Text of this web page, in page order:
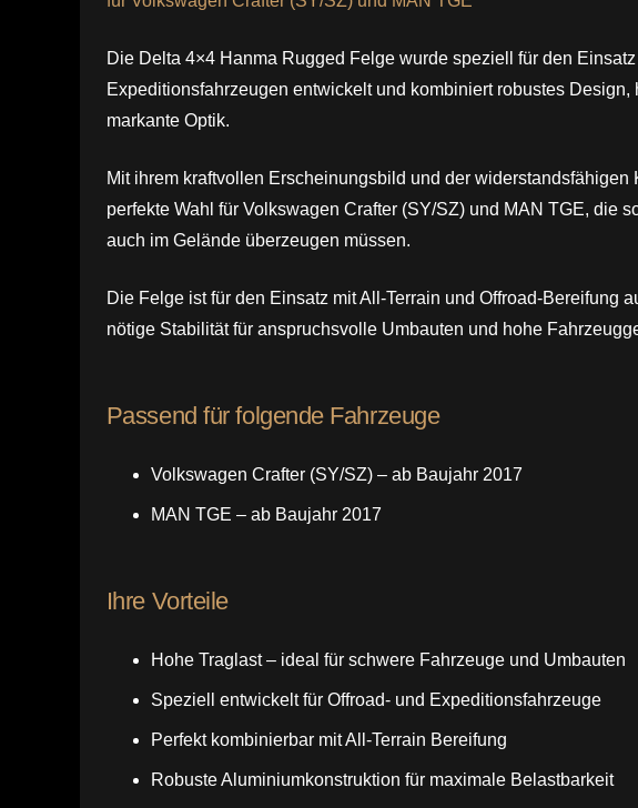
TGE
Die Delta 4×4 Hanma Rugged Felge wurde speziell für den Einsatz
Expeditionsfahrzeugen entwickelt und kombiniert robustes Design,
markante Optik.
Mit ihrem kraftvollen Erscheinungsbild und der widerstandsfähigen
perfekte Wahl für Volkswagen Crafter (SY/SZ) und MAN TGE, die
auch im Gelände überzeugen müssen.
Die Felge ist für den Einsatz mit All-Terrain und Offroad-Bereifung
nötige Stabilität für anspruchsvolle Umbauten und hohe
Passend für folgende Fahrzeuge
Volkswagen Crafter (SY/SZ) – ab Baujahr 2017
MAN TGE – ab Baujahr 2017
Ihre Vorteile
Hohe Traglast – ideal für schwere Fahrzeuge und Umbauten
Speziell entwickelt für Offroad- und Expeditionsfahrzeuge
Perfekt kombinierbar mit All-Terrain Bereifung
Robuste Aluminiumkonstruktion für maximale Belastbarkeit